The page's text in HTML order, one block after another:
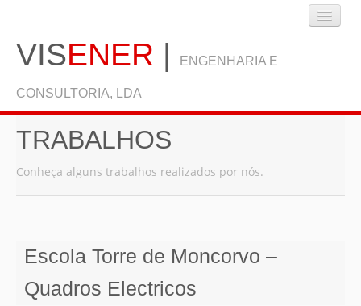
VISENER | ENGENHARIA E
CONSULTORIA, LDA
INÍCIO
EMPRESA
SERVIÇOS
TRABALHOS
Conheça alguns trabalhos realizados por nós.
Escola Torre de Moncorvo –
Quadros Electricos